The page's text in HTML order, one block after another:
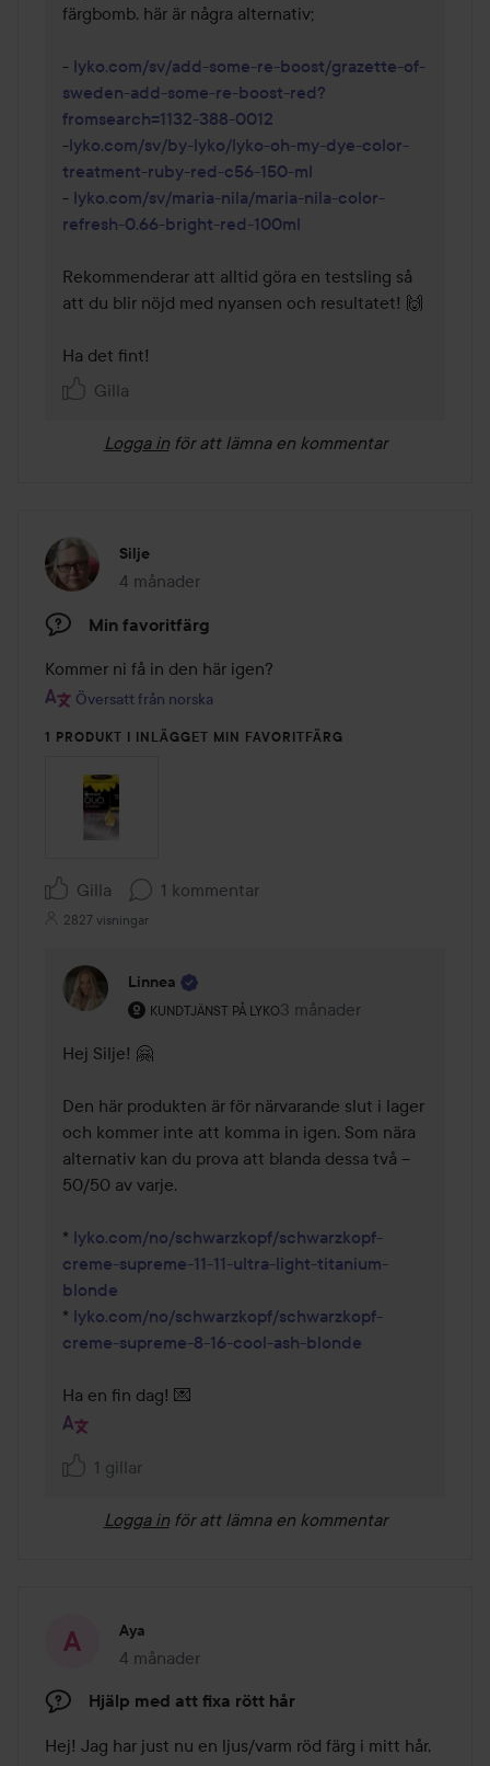
färgbomb, här är några alternativ;
- lyko.com/sv/add-some-re-boost/grazette-of-
sweden-add-some-re-boost-red?
fromsearch=1132-388-0012
-lyko.com/sv/by-lyko/lyko-oh-my-dye-color-
treatment-ruby-red-c56-150-ml
- lyko.com/sv/maria-nila/maria-nila-color-
refresh-0.66-bright-red-100ml
Rekommenderar att alltid göra en testsling så
att du blir nöjd med nyansen och resultatet! 🙌
Ha det fint!
Gilla
Logga in för att lämna en kommentar
Silje
4 månader
Inlägget skapades 4 månader
Min favoritfärg
Kommer ni få in den här igen?
Översatt från norska
1 PRODUKT I INLÄGGET MIN FAVORITFÄRG
Gilla 1 kommentar
2827 visningar
Linnea
KUNDTJÄNST PÅ LYKO
Användarens roll: Kundtjänst på Lyko.
3 månader
Kommentaren lades 3
Hej Silje! 🤗
Den här produkten är för närvarande slut i lager
och kommer inte att komma in igen. Som nära
alternativ kan du prova att blanda dessa två –
50/50 av varje.
* lyko.com/no/schwarzkopf/schwarzkopf-
creme-supreme-11-11-ultra-light-titanium-
blonde
* lyko.com/no/schwarzkopf/schwarzkopf-
creme-supreme-8-16-cool-ash-blonde
Ha en fin dag! 💌
1 gillar
Logga in för att lämna en kommentar
Aya
4 månader
Inlägget skapades 4 månader
Hjälp med att fixa rött hår
Hej! Jag har just nu en ljus/varm röd färg i mitt hår,